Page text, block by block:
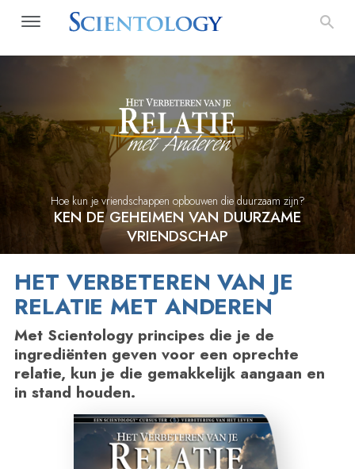
Hoe kun je vriendschappen opbouwen die duurzaam zijn?
KEN DE GEHEIMEN VAN DUURZAME
VRIENDSCHAP
HET VERBETEREN VAN JE
RELATIE MET ANDEREN
Met Scientology principes die je de
ingrediënten geven voor een oprechte
relatie, kun je die gemakkelijk aangaan en
in stand houden.